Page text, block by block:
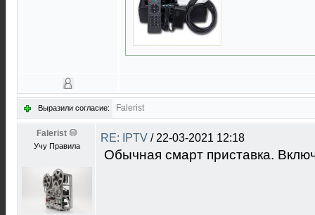
Выразили согласие: Falerist
Falerist
Учу Правила
RE: IPTV / 22-03-2021 12:18
Обычная смарт приставка.